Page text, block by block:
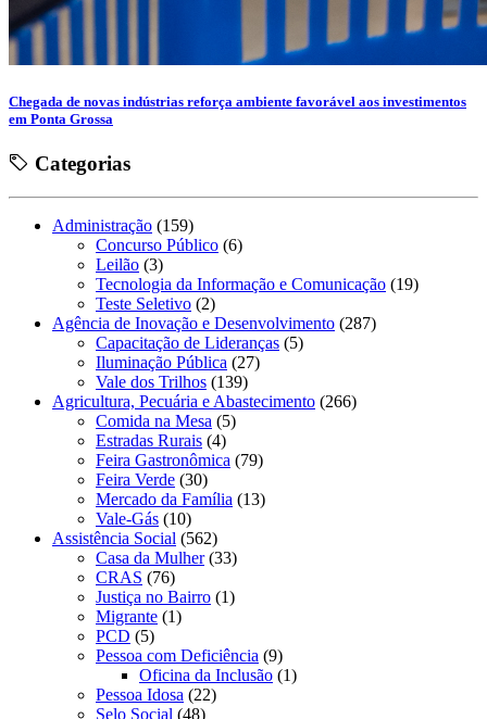
Chegada de novas indústrias reforça ambiente favorável aos investimentos
em Ponta Grossa
Categorias
Administração (159)
Concurso Público (6)
Leilão (3)
Tecnologia da Informação e Comunicação (19)
Teste Seletivo (2)
Agência de Inovação e Desenvolvimento (287)
Capacitação de Lideranças (5)
Iluminação Pública (27)
Vale dos Trilhos (139)
Agricultura, Pecuária e Abastecimento (266)
Comida na Mesa (5)
Estradas Rurais (4)
Feira Gastronômica (79)
Feira Verde (30)
Mercado da Família (13)
Vale-Gás (10)
Assistência Social (562)
Casa da Mulher(33)
CRAS (76)
Justiça no Bairro (1)
Migrante (1)
PCD (5)
Pessoa com Deficiência (9)
Oficina da Inclusão (1)
Pessoa Idosa (22)
Selo Social (48)